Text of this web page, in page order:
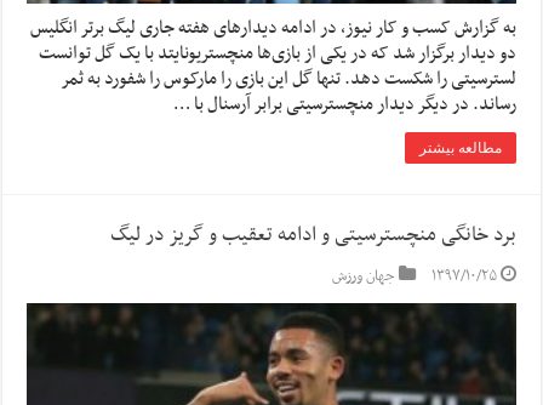
به گزارش کسب و کار نیوز، در ادامه دیدارهای هفته جاری لیگ برتر انگلیس
دو دیدار برگزار شد که در یکی از بازی‌ها منچستریونایتد با یک گل توانست
لسترسیتی را شکست دهد. تنها گل این بازی را مارکوس را شفورد به ثمر
رساند. در دیگر دیدار منچسترسیتی برابر آرسنال با …
مطالعه بیشتر
برد خانگی منچسترسیتی و ادامه تعقیب و گریز در لیگ
۱۳۹۷/۱۰/۲۵ جهان ورزش